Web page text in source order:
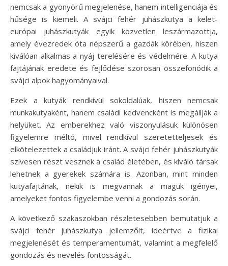
nemcsak a gyönyörű megjelenése, hanem intelligenciája és
hűsége is kiemeli. A svájci fehér juhászkutya a kelet-
európai juhászkutyák egyik közvetlen leszármazottja,
amely évezredek óta népszerű a gazdák körében, hiszen
kiválóan alkalmas a nyáj terelésére és védelmére. A kutya
fajtájának eredete és fejlődése szorosan összefonódik a
svájci alpok hagyományaival.
Ezek a kutyák rendkívül sokoldalúak, hiszen nemcsak
munkakutyaként, hanem családi kedvencként is megállják a
helyüket. Az emberekhez való viszonyulásuk különösen
figyelemre méltó, mivel rendkívül szeretetteljesek és
elkötelezettek a családjuk iránt. A svájci fehér juhászkutyák
szívesen részt vesznek a család életében, és kiváló társak
lehetnek a gyerekek számára is. Azonban, mint minden
kutyafajtának, nekik is megvannak a maguk igényei,
amelyeket fontos figyelembe venni a gondozás során.
A következő szakaszokban részletesebben bemutatjuk a
svájci fehér juhászkutya jellemzőit, ideértve a fizikai
megjelenését és temperamentumát, valamint a megfelelő
gondozás és nevelés fontosságát.